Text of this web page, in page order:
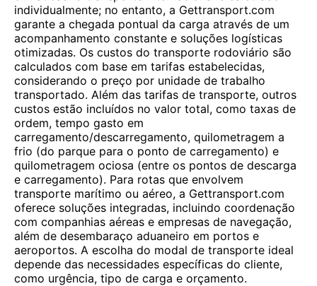
individualmente; no entanto, a Gettransport.com
garante a chegada pontual da carga através de um
acompanhamento constante e soluções logísticas
otimizadas. Os custos do transporte rodoviário são
calculados com base em tarifas estabelecidas,
considerando o preço por unidade de trabalho
transportado. Além das tarifas de transporte, outros
custos estão incluídos no valor total, como taxas de
ordem, tempo gasto em
carregamento/descarregamento, quilometragem a
frio (do parque para o ponto de carregamento) e
quilometragem ociosa (entre os pontos de descarga
e carregamento). Para rotas que envolvem
transporte marítimo ou aéreo, a Gettransport.com
oferece soluções integradas, incluindo coordenação
com companhias aéreas e empresas de navegação,
além de desembaraço aduaneiro em portos e
aeroportos. A escolha do modal de transporte ideal
depende das necessidades específicas do cliente,
como urgência, tipo de carga e orçamento.